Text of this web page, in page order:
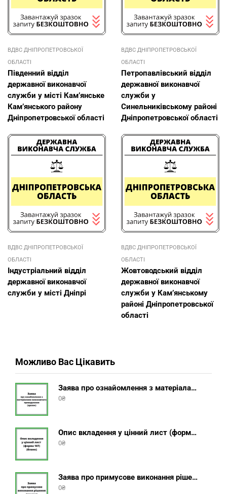
ВДВС ДНІПРОПЕТРОВСЬКОЇ
ОБЛАСТІ
Південний відділ
державної виконавчої
служби у місті Кам’янське
Кам’янського району
Дніпропетровської області
ВДВС ДНІПРОПЕТРОВСЬКОЇ
ОБЛАСТІ
Петропавлівський відділ
державної виконавчої
служби у
Синельниківському районі
Дніпропетровської області
ВДВС ДНІПРОПЕТРОВСЬКОЇ
ОБЛАСТІ
Індустріальний відділ
державної виконавчої
служби у місті Дніпрі
ВДВС ДНІПРОПЕТРОВСЬКОЇ
ОБЛАСТІ
Жовтоводський відділ
державної виконавчої
служби у Кам’янському
районі Дніпропетровської
області
Можливо Вас Цікавить
Заява про ознайомлення з матеріалами виконавчого провадження (зразок, шаблон 2025 року)
0₴
Опис вкладення у цінний лист (форма 107) + інструкція відправлення цінного листа з описом вкладення
0₴
Заява про примусове виконання рішення (зразок, шаблон 2025 року)
0₴